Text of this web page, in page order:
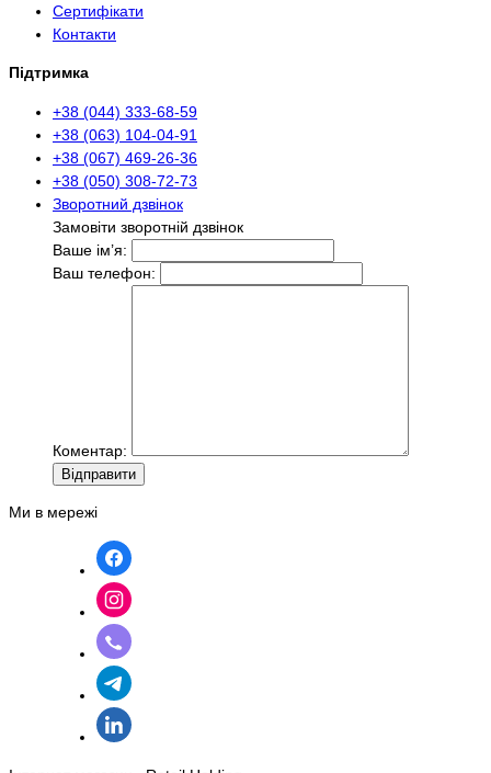
Сертифікати
Контакти
Підтримка
+38 (044) 333-68-59
+38 (063) 104-04-91
+38 (067) 469-26-36
+38 (050) 308-72-73
Зворотний дзвінок
Замовіти зворотній дзвінок
Ваше ім’я:
Ваш телефон:
Коментар:
Вiдправити
Ми в мережі